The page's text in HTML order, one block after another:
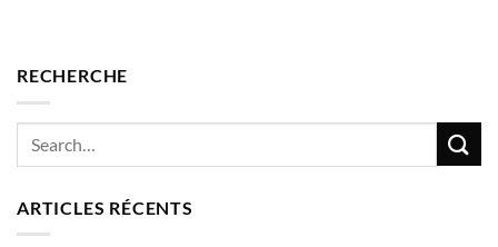
RECHERCHE
ARTICLES RÉCENTS